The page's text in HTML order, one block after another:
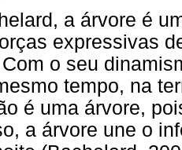
a árvore é
expressivas
o seu
tempo, na
é uma árvore,
a árvore une o